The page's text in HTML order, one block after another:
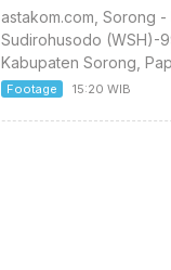
astakom.com, Sorong -
Sudirohusodo (WSH)-
Kabupaten Sorong,
Footage 15:20 WIB